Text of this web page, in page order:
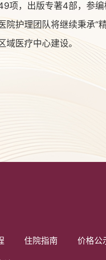
项，出版专著4部，参
院护理团队将继续秉承
医疗中心建设。
住院指南 价格公